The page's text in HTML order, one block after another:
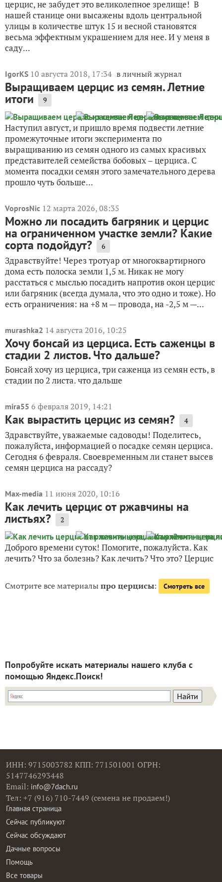
церцис, не забудет это великолепное зрелище! В
нашей станице они высажены вдоль центральной
улицы в количестве штук 15 и весной становятся
весьма эффектным украшением для нее. И у меня в
саду...
IgorKS 10 августа 2018, 17:34 в личный журнал
Выращиваем церцис из семян. Летние
итоги 9
Наступил август, и пришло время подвести летние
промежуточные итоги эксперимента по
выращиванию из семян одного из самых красивых
представителей семейства бобовых – церциса. С
момента посадки семян этого замечательного дерева
прошло чуть больше...
VoprosNic 12 марта 2026, 08:35
Можно ли посадить багряник и церцис
на ограниченном участке земли? Какие
сорта подойдут? 6
Здравствуйте! Через тротуар от многоквартирного
дома есть полоска земли 1,5 м. Никак не могу
расстаться с мыслью посадить напротив окон церцис
или багряник (всегда думала, что это одно и тоже). Но
есть ограничения: на +8 м — провода, на -2,5 м —...
murashka2 14 августа 2016, 10:25
Хочу бонсай из церциса. Есть саженцы в
стадии 2 листов. Что дальше?
Бонсай хочу из церциса, три саженца из семян есть, в
стадии по 2 листа. что дальше
mira55 6 февраля 2019, 14:21
Как вырастить церцис из семян? 4
Здравствуйте, уважаемые садоводы! Поделитесь,
пожалуйста, информацией о посадке семян церциса.
Сегодня 6 февраля. Своевременным ли станет высев
семян церциса на рассаду?
Max-media 11 июня 2020, 10:16
Как лечить церцис от ржавчины на
листьях? 2
Доброго времени суток! Помогите, пожалуйста. Как
лечить? Что за болезнь? Как лечить? Что это? Церцис
Смотрите все материалыпро церцисы: Смотреть все
Попробуйте искать материалы нашего клуба с
помощью Яндекс.Поиск!
ИНН: 9715003782 КПП: 771501001 ОГРН:
5147746293448
Email: info@7dach.ru
Тел: +7 (916) 710-7449 (семена не продаем!)
Главная страница
Сейчас публикуют
Сейчас обсуждают
Дачные вопросы
Помощь
Все товары